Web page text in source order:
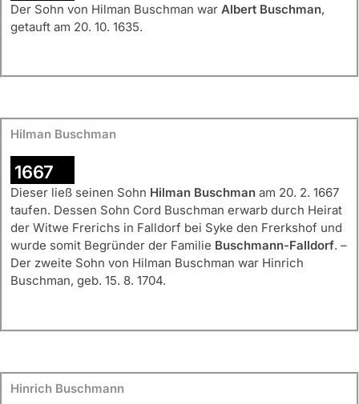
Der Sohn von Hilman Buschman war Albert Buschman,
getauft am 20. 10. 1635.
Hilman Buschman
1667
Dieser ließ seinen Sohn Hilman Buschman am 20. 2. 1667
taufen. Dessen Sohn Cord Buschman erwarb durch Heirat
der Witwe Frerichs in Falldorf bei Syke den Frerkshof und
wurde somit Begründer der Familie Buschmann-Falldorf. –
Der zweite Sohn von Hilman Buschman war Hinrich
Buschman, geb. 15. 8. 1704.
Hinrich Buschmann